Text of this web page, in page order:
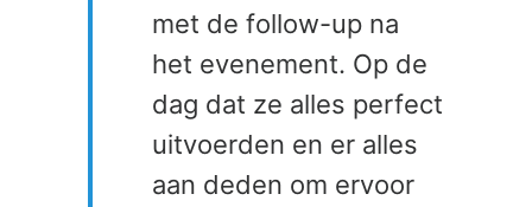
met de follow-up na
het evenement. Op de
dag dat ze alles perfect
uitvoerden en er alles
aan deden om ervoor